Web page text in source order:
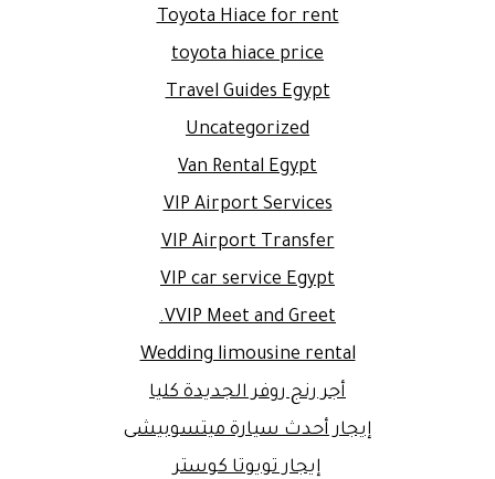
Toyota Hiace for rent
toyota hiace price
Travel Guides Egypt
Uncategorized
Van Rental Egypt
VIP Airport Services
VIP Airport Transfer
VIP car service Egypt
VVIP Meet and Greet.
Wedding limousine rental
أجر رنج روفر الجديدة كليا
إيجار أحدث سيارة ميتسوبيشى
إيجار تويوتا كوستر